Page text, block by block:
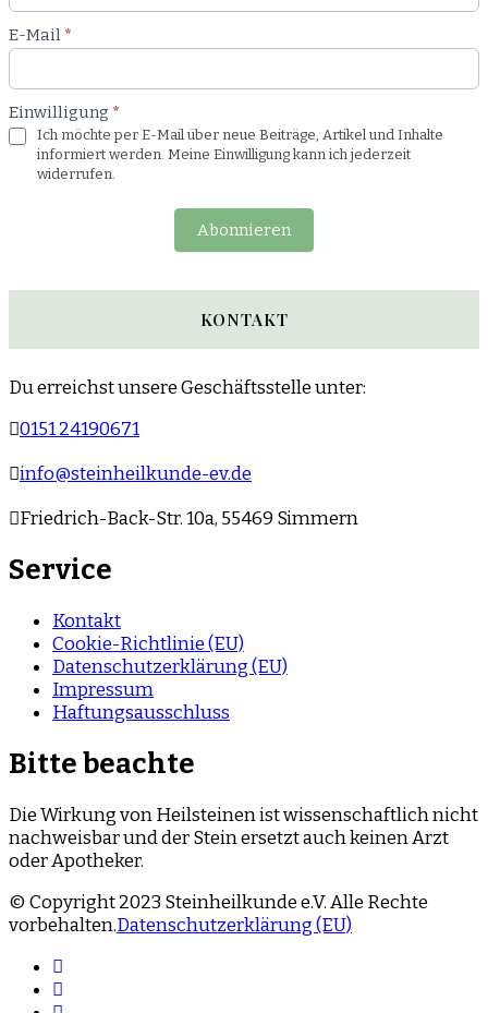
E-Mail *
Einwilligung *
Ich möchte per E-Mail über neue Beiträge, Artikel und Inhalte
informiert werden. Meine Einwilligung kann ich jederzeit
widerrufen.
Abonnieren
KONTAKT
Du erreichst unsere Geschäftsstelle unter:
0151 24190671
info@steinheilkunde-ev.de
Friedrich-Back-Str. 10a, 55469 Simmern
Service
Kontakt
Cookie-Richtlinie (EU)
Datenschutzerklärung (EU)
Impressum
Haftungsausschluss
Bitte beachte
Die Wirkung von Heilsteinen ist wissenschaftlich nicht
nachweisbar und der Stein ersetzt auch keinen Arzt
oder Apotheker.
© Copyright 2023 Steinheilkunde e.V. Alle Rechte
vorbehalten.Datenschutzerklärung (EU)